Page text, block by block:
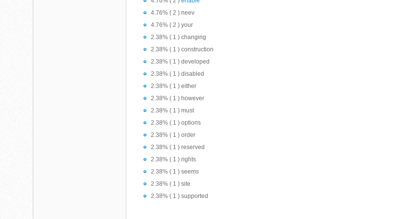
4.76% ( 2 ) neev
4.76% ( 2 ) your
2.38% ( 1 ) changing
2.38% ( 1 ) construction
2.38% ( 1 ) developed
2.38% ( 1 ) disabled
2.38% ( 1 ) either
2.38% ( 1 ) however
2.38% ( 1 ) must
2.38% ( 1 ) options
2.38% ( 1 ) order
2.38% ( 1 ) reserved
2.38% ( 1 ) rights
2.38% ( 1 ) seems
2.38% ( 1 ) site
2.38% ( 1 ) supported